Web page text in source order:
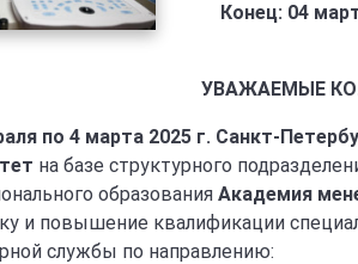
Конец: 04
УВАЖАЕМЫЕ
по 4 марта 2025 г. Санкт-
на базе структурного
образования Академия
и повышение квалификации
службы по направлению: